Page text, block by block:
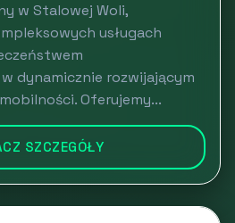
w Stalowej Woli,
usługach
dynamicznie rozwijającym
Oferujemy...
SZCZEGÓŁY